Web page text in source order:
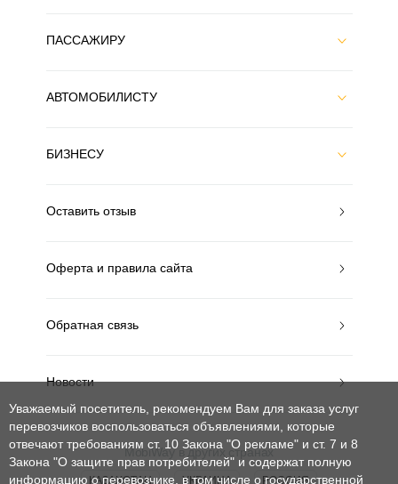
ПАССАЖИРУ
АВТОМОБИЛИСТУ
БИЗНЕСУ
Оставить отзыв
Оферта и правила сайта
Обратная связь
Новости
MobiWay в других странах
КАЗАХСТАН УКРАИНА РОССИЯ
Уважаемый посетитель, рекомендуем Вам для заказа услуг
перевозчиков воспользоваться объявлениями, которые
отвечают требованиям ст. 10 Закона "О рекламе" и ст. 7 и 8
Закона "О защите прав потребителей" и содержат полную
информацию о перевозчике, в том числе о государственной